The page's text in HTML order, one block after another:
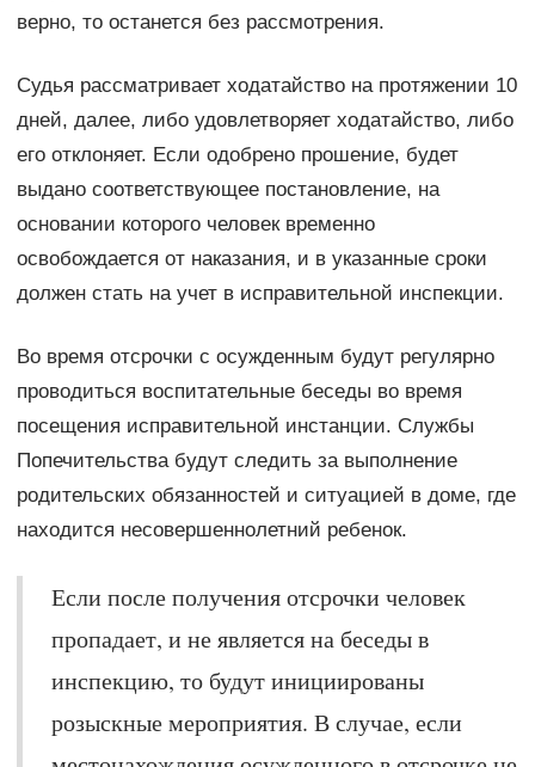
верно, то останется без рассмотрения.
Судья рассматривает ходатайство на протяжении 10
дней, далее, либо удовлетворяет ходатайство, либо
его отклоняет. Если одобрено прошение, будет
выдано соответствующее постановление, на
основании которого человек временно
освобождается от наказания, и в указанные сроки
должен стать на учет в исправительной инспекции.
Во время отсрочки с осужденным будут регулярно
проводиться воспитательные беседы во время
посещения исправительной инстанции. Службы
Попечительства будут следить за выполнение
родительских обязанностей и ситуацией в доме, где
находится несовершеннолетний ребенок.
Если после получения отсрочки человек
пропадает, и не является на беседы в
инспекцию, то будут инициированы
розыскные мероприятия. В случае, если